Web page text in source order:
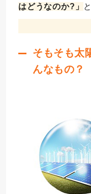
はどうなのか?」
そもそも太
んなもの？